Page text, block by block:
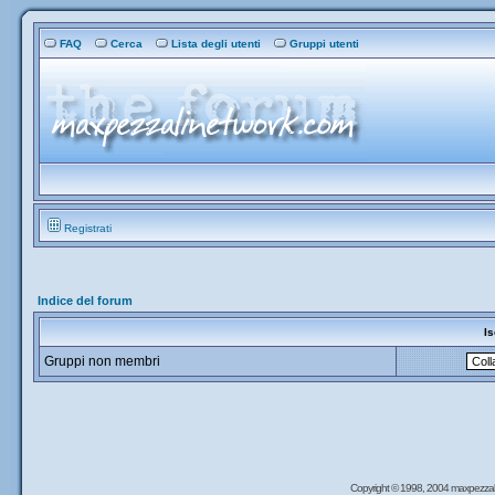
FAQ Cerca Lista degli utenti Gruppi utenti
Registrati
Indice del forum
Gruppi non membri
Copyright © 1998, 2004